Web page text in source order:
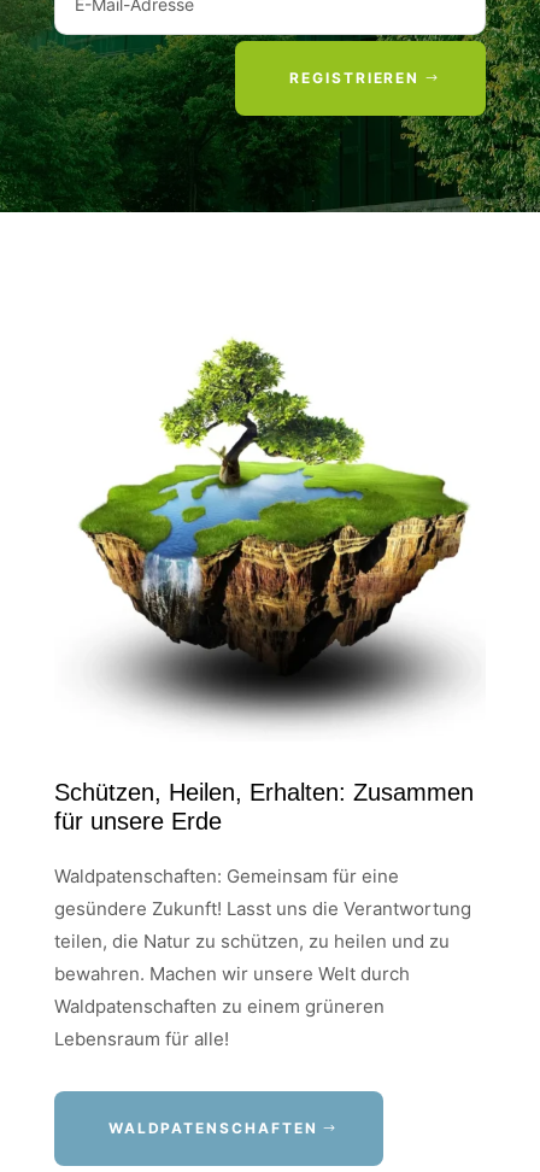
REGISTRIEREN
Schützen, Heilen, Erhalten: Zusammen
für unsere Erde
Waldpatenschaften: Gemeinsam für eine
gesündere Zukunft! Lasst uns die Verantwortung
teilen, die Natur zu schützen, zu heilen und zu
bewahren. Machen wir unsere Welt durch
Waldpatenschaften zu einem grüneren
Lebensraum für alle!
WALDPATENSCHAFTEN